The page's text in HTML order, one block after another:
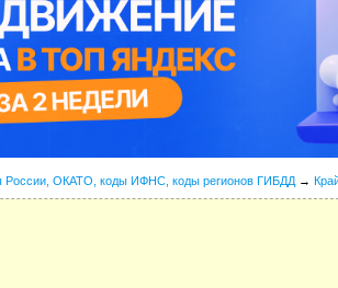
России, ОКАТО, коды ИФНС, коды регионов ГИБДД →